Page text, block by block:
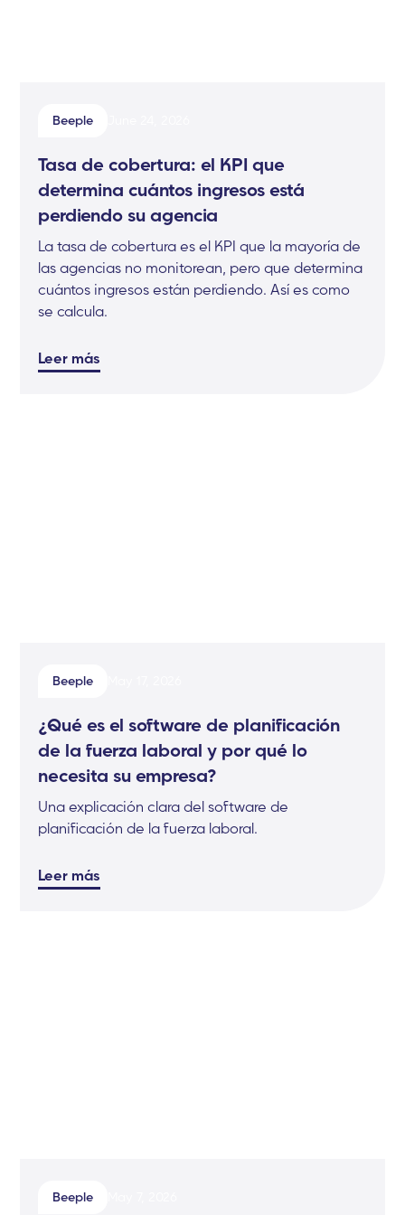
Beeple
Tasa de cobertura: el KPI que
determina cuántos ingresos está
perdiendo su agencia
La tasa de cobertura es el KPI que la mayoría de
las agencias no monitorean, pero que determina
cuántos ingresos están perdiendo. Así es como
se calcula.
Leer más
Beeple
¿Qué es el software de planificación
de la fuerza laboral y por qué lo
necesita su empresa?
Una explicación clara del software de
planificación de la fuerza laboral.
Leer más
Beeple